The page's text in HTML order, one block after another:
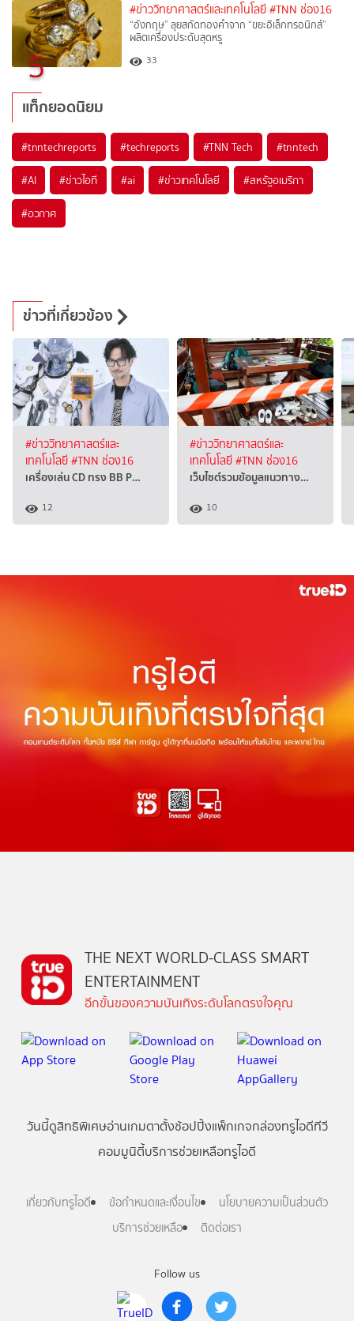
5
#ข่าววิทยาศาสตร์และเทคโนโลยี #TNN ช่อง16
“อังกฤษ” ลุยสกัดทองคำจาก “ขยะอิเล็กทรอนิกส์”
ผลิตเครื่องประดับสุดหรู
33
แท็กยอดนิยม
#tnntechreports #techreports #TNN Tech #tnntech
#AI #ข่าวไอที #ai #ข่าวเทคโนโลยี #สหรัฐอเมริกา
#อวกาศ
ข่าวที่เกี่ยวข้อง
#ข่าววิทยาศาสตร์และ
เทคโนโลยี#TNN ช่อง16
เครื่องเล่น CD ทรง BB P…
12
#ข่าววิทยาศาสตร์และ
เทคโนโลยี#TNN ช่อง16
เว็บไซต์รวมข้อมูลแนวทาง…
10
Follow us
THE NEXT WORLD-CLASS SMART
ENTERTAINMENT
อีกขั้นของความบันเทิงระดับโลกตรงใจคุณ
วันนี้ดูสิทธิพิเศษอ่านเกมตาตั้งช้อปปิ้งแพ็กเกจกล่องทรูไอดีทีวี
คอมมูนิตี้บริการช่วยเหลือทรูไอดี
เกี่ยวกับทรูไอดี ข้อกำหนดและเงื่อนไข
นโยบายความเป็นส่วนตัว
บริการช่วยเหลือ
ติดต่อเรา